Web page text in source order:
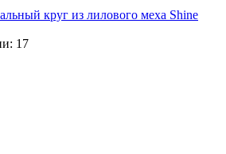
круг из лилового меха Shine
17